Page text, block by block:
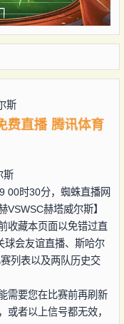
斯
费直播 腾讯体育
斯
00时30分，蜘蛛直播网
赫塔威尔斯】
收藏本页面以免错过直
球会友谊直播、斯哈尔
列表以及两队历史交
需要您在比赛前再刷新
或者以上信号都无效，